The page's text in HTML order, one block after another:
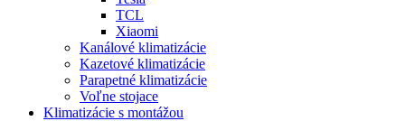
TCL
Xiaomi
Kanálové klimatizácie
Kazetové klimatizácie
Parapetné klimatizácie
Voľne stojace
Klimatizácie s montážou